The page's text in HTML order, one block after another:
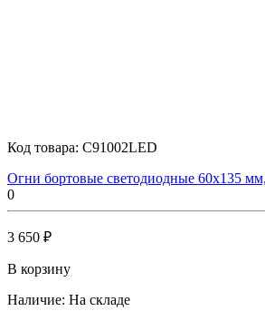
Код товара: C91002LED
Огни бортовые светодиодные 60х135
0
3 650 ₽
В корзину
Наличие: На складе